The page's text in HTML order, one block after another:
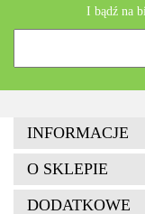
I bądź na
INFORMACJE
O SKLEPIE
DODATKOWE